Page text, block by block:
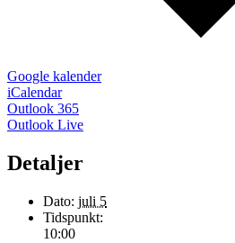
Google kalender
iCalendar
Outlook 365
Outlook Live
Detaljer
Dato: juli 5
Tidspunkt:
10:00